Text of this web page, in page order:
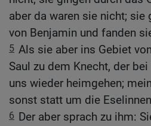
aber da waren sie nicht; sie
von Benjamin und fanden
5 Als sie aber ins Gebiet
Saul zu dem Knecht, der
uns wieder heimgehen;
sonst statt um die
6 Der aber sprach zu ihm: